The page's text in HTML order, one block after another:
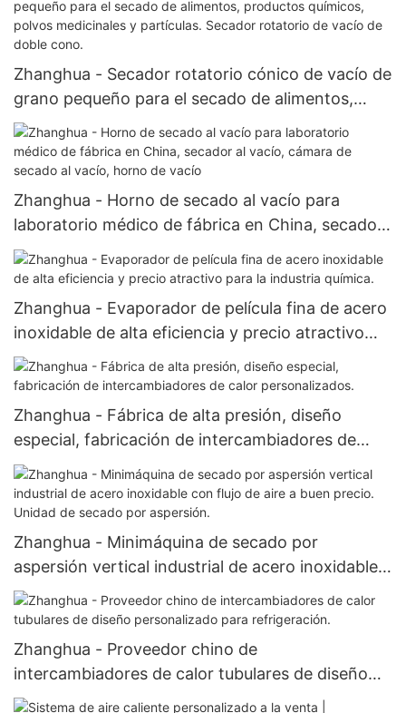
Zhanghua - Secador rotatorio cónico de vacío de
grano pequeño para el secado de alimentos,
productos químicos, polvos medicinales y
partículas. Secador rotatorio de vacío de doble
cono.
Zhanghua - Horno de secado al vacío para
laboratorio médico de fábrica en China, secador
al vacío, cámara de secado al vacío, horno de
vacío
Zhanghua - Evaporador de película fina de acero
inoxidable de alta eficiencia y precio atractivo
para la industria química.
Zhanghua - Fábrica de alta presión, diseño
especial, fabricación de intercambiadores de
calor personalizados.
Zhanghua - Minimáquina de secado por
aspersión vertical industrial de acero inoxidable
con flujo de aire a buen precio. Unidad de secado
por aspersión.
Zhanghua - Proveedor chino de
intercambiadores de calor tubulares de diseño
personalizado para refrigeración.